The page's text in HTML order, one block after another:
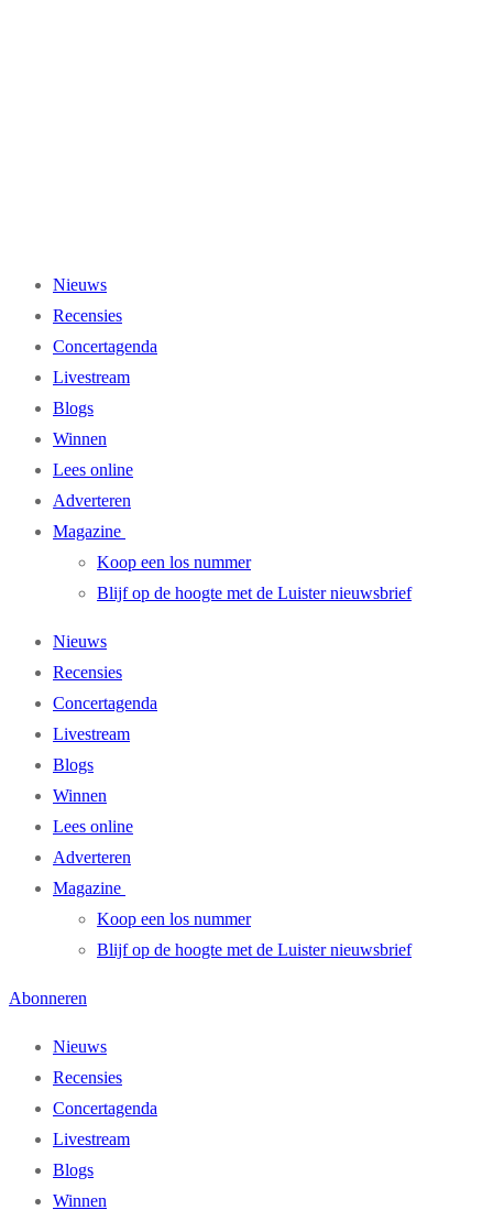
Nieuws
Recensies
Concertagenda
Livestream
Blogs
Winnen
Lees online
Adverteren
Magazine
Koop een los nummer
Blijf op de hoogte met de Luister nieuwsbrief
Nieuws
Recensies
Concertagenda
Livestream
Blogs
Winnen
Lees online
Adverteren
Magazine
Koop een los nummer
Blijf op de hoogte met de Luister nieuwsbrief
Abonneren
Nieuws
Recensies
Concertagenda
Livestream
Blogs
Winnen